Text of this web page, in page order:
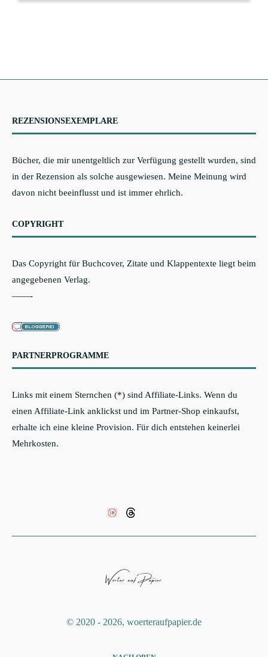
REZENSIONSEXEMPLARE
Bücher, die mir unentgeltlich zur Verfügung gestellt wurden, sind
in der Rezension als solche ausgewiesen. Meine Meinung wird
davon nicht beeinflusst und ist immer ehrlich.
COPYRIGHT
Das Copyright für Buchcover, Zitate und Klappentexte liegt beim
angegebenen Verlag.
——-
PARTNERPROGRAMME
Links mit einem Sternchen (*) sind Affiliate-Links. Wenn du
einen Affiliate-Link anklickst und im Partner-Shop einkaufst,
erhalte ich eine kleine Provision. Für dich entstehen keinerlei
Mehrkosten.
©️ 2020 - 2026, woerteraufpapier.de